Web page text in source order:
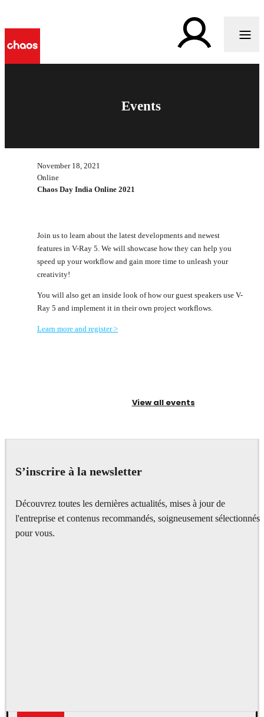
Events
November 18, 2021
Online
Chaos Day India Online 2021
Join us to learn about the latest developments and newest
features in V-Ray 5. We will showcase how they can help you
speed up your workflow and gain more time to unleash your
creativity!
You will also get an inside look of how our guest speakers use V-
Ray 5 and implement it in their own project workflows.
Learn more and register >
View all events
S’inscrire à la newsletter
Découvrez toutes les dernières actualités, mises à jour de
l'entreprise et contenus recommandés, soigneusement sélectionnés
pour vous.